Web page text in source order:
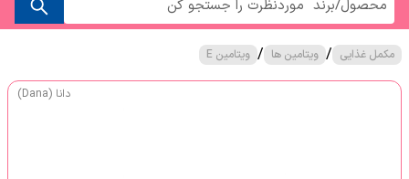
مکمل غذایی / ویتامین ها / ویتامین E
دانا (Dana)